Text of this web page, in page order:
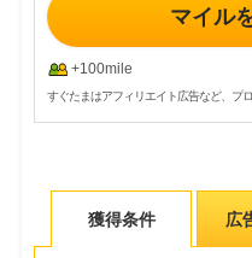
マイル
+100mile
すぐたまはアフィリエイト広告など、プ
獲得条件 広